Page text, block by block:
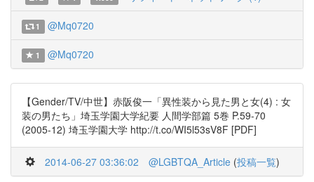
1 @Mq0720
1 @Mq0720
【Gender/TV/中世】赤阪俊一「異性装から見た男と女(4) : 女
装の男たち」埼玉学園大学紀要 人間学部篇 5巻 P.59-70
(2005-12) 埼玉学園大学 http://t.co/WI5l53sV8F [PDF]
2014-06-27 03:36:02 @LGBTQA_Article (投稿一覧)